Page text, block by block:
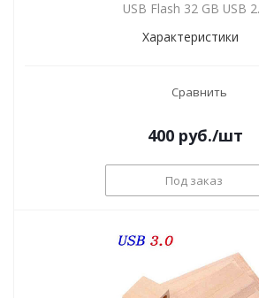
USB Flash 32 GB USB
Характеристики
Сравнить
400руб./шт
Под заказ